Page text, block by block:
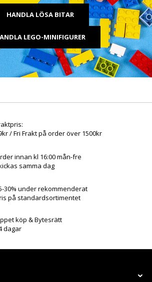
HANDLA LÖSA BITAR
LEGO-MINIFIGURER
/ Fri Frakt på order över 1500kr
innan kl 16:00 mån-fre
samma dag
30% under rekommenderat
på standardsortimentet
köp & Bytesrätt
dagar